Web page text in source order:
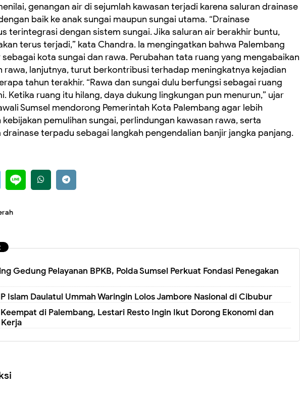
genangan air di sejumlah kawasan terjadi karena saluran drainase
baik ke anak sungai maupun sungai utama. “Drainase
terintegrasi dengan sistem sungai. Jika saluran air berakhir buntu,
terus terjadi,” kata Chandra. Ia mengingatkan bahwa Palembang
kota sungai dan rawa. Perubahan tata ruang yang mengabaikan
rawa, lanjutnya, turut berkontribusi terhadap meningkatnya kejadian
tahun terakhir. “Rawa dan sungai dulu berfungsi sebagai ruang
Ketika ruang itu hilang, daya dukung lingkungan pun menurun,” ujar
Sumsel mendorong Pemerintah Kota Palembang agar lebih
pemulihan sungai, perlindungan kawasan rawa, serta
terpadu sebagai langkah pengendalian banjir jangka panjang.
Gedung Pelayanan BPKB, Polda Sumsel Perkuat Fondasi Penegakan
Islam Daulatul Ummah Waringin Lolos Jambore Nasional di Cibubur
di Palembang, Lestari Resto Ingin Ikut Dorong Ekonomi dan